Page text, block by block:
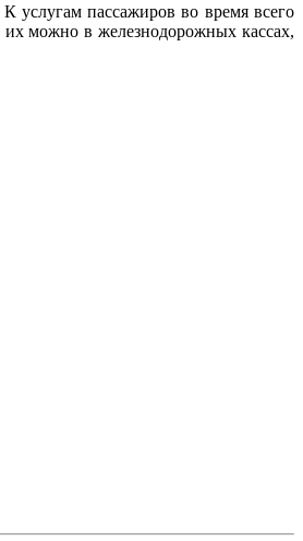
услугам пассажиров во время всего
их можно в железнодорожных кассах,